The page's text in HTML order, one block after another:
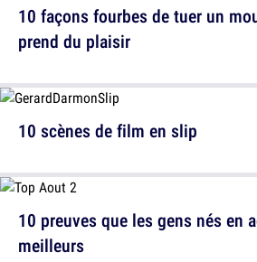
10 scènes de film en slip
10 façons fourbes de tuer un
prend du plaisir
10 preuves que les gens nés en
meilleurs